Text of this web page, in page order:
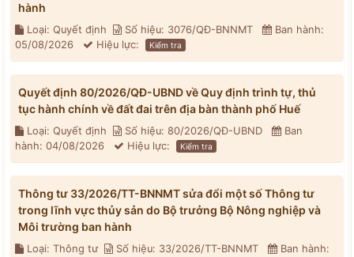
hành
Loại: Quyết định Số hiệu: 3076/QĐ-BNNMT
Ban hành:
05/08/2026
Hiệu lực: Kiểm tra
Quyết định 80/2026/QĐ-UBND về Quy định trình tự, thủ
tục hành chính về đất đai trên địa bàn thành phố Huế
Loại: Quyết định Số hiệu: 80/2026/QĐ-UBND
Ban
hành: 04/08/2026
Hiệu lực: Kiểm tra
Thông tư 33/2026/TT-BNNMT sửa đổi một số Thông tư
trong lĩnh vực thủy sản do Bộ trưởng Bộ Nông nghiệp và
Môi trường ban hành
Loại: Thông tư Số hiệu: 33/2026/TT-BNNMT
Ban hành: